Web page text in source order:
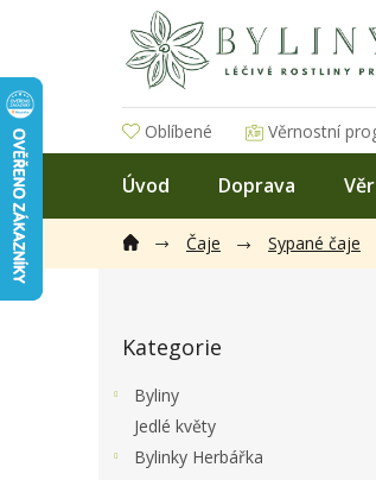
Oblíbené Věrnostní
Úvod Doprava
Čaje Sypané čaje
kategorie
Kategorie
Byliny
Jedlé květy
Bylinky Herbářka